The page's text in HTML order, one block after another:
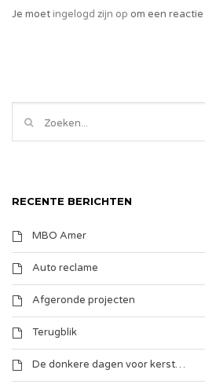
Je moetingelogd zijn op om een
RECENTE BERICHTEN
MBO Amer
Auto reclame
Afgeronde projecten
Terugblik
De donkere dagen voor kerst…